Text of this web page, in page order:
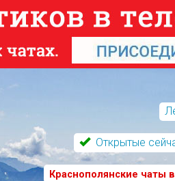
Открытые
Краснополянские чаты